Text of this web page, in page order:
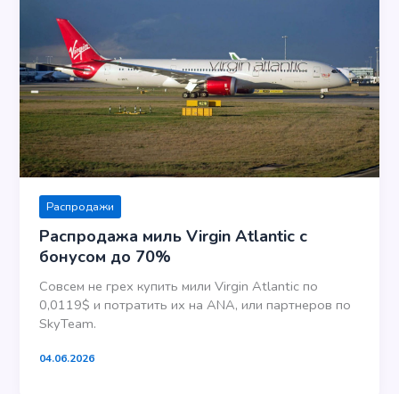
Распродажи
Распродажа миль Virgin Atlantic с
бонусом до 70%
Совсем не грех купить мили Virgin Atlantic по
0,0119$ и потратить их на ANA, или партнеров по
SkyTeam.
04.06.2026